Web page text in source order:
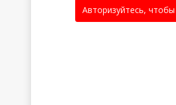
Авторизуйтесь,